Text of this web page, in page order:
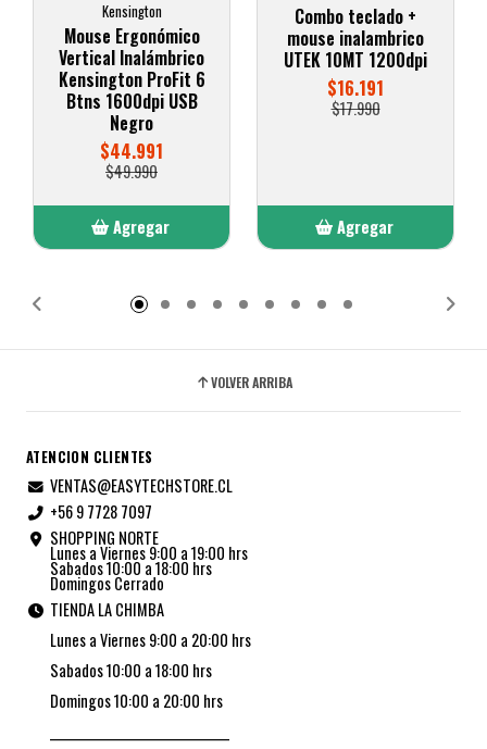
Kensington
Mouse Ergonómico
Vertical Inalámbrico
Kensington ProFit 6
Btns 1600dpi USB
Negro
$44.991
$49.990
Agregar
Combo teclado +
mouse inalambrico
UTEK 10MT 1200dpi
$16.191
$17.990
Agregar
VOLVER ARRIBA
ATENCION CLIENTES
VENTAS@EASYTECHSTORE.CL
+56 9 7728 7097
SHOPPING NORTE
Lunes a Viernes 9:00 a 19:00 hrs
Sabados 10:00 a 18:00 hrs
Domingos Cerrado
TIENDA LA CHIMBA
Lunes a Viernes 9:00 a 20:00 hrs
Sabados 10:00 a 18:00 hrs
Domingos 10:00 a 20:00 hrs